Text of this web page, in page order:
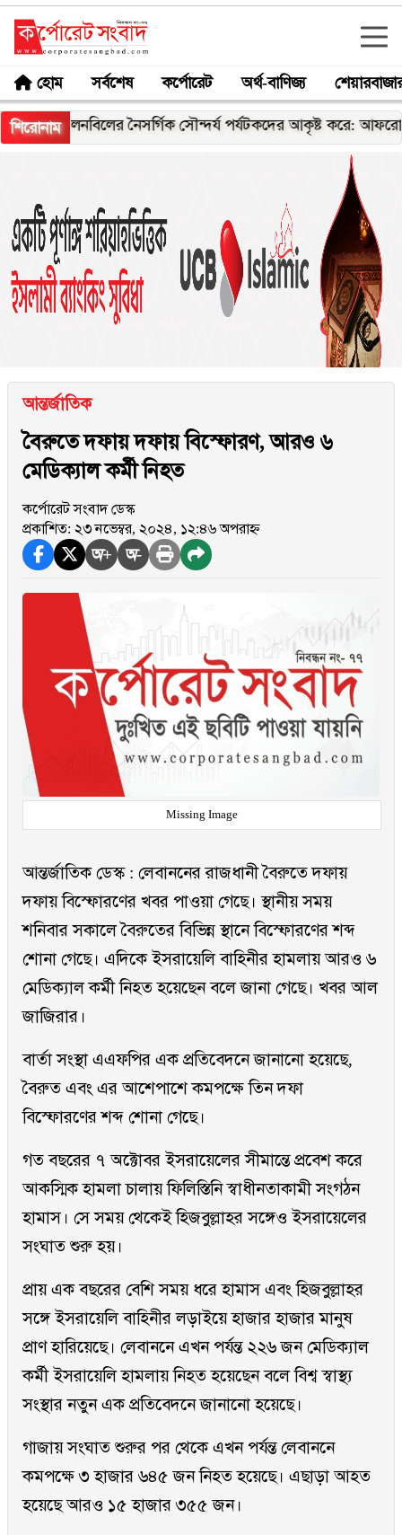
হোম সর্বশেষ কর্পোরেট অর্থ-বাণিজ্য
শিরোনাম
চলনবিলের নৈসর্গিক সৌন্দর্য পর্যটকদের আকৃষ্ট করে: আফরোজা খানম
আন্তর্জাতিক
বৈরুতে দফায় দফায় বিস্ফোরণ, আরও ৬
মেডিক্যাল কর্মী নিহত
কর্পোরেট সংবাদ ডেস্ক
প্রকাশিত: ২৩ নভেম্বর, ২০২৪, ১২:৪৬ অপরাহ্ন
অ+ অ-
Missing Image
আন্তর্জাতিক ডেস্ক : লেবাননের রাজধানী বৈরুতে দফায়
দফায় বিস্ফোরণের খবর পাওয়া গেছে। স্থানীয় সময়
শনিবার সকালে বৈরুতের বিভিন্ন স্থানে বিস্ফোরণের শব্দ
শোনা গেছে। এদিকে ইসরায়েলি বাহিনীর হামলায় আরও ৬
মেডিক্যাল কর্মী নিহত হয়েছেন বলে জানা গেছে। খবর আল
জাজিরার।
বার্তা সংস্থা এএফপির এক প্রতিবেদনে জানানো হয়েছে,
বৈরুত এবং এর আশেপাশে কমপক্ষে তিন দফা
বিস্ফোরণের শব্দ শোনা গেছে।
গত বছরের ৭ অক্টোবর ইসরায়েলের সীমান্তে প্রবেশ করে
আকস্মিক হামলা চালায় ফিলিস্তিনি স্বাধীনতাকামী সংগঠন
হামাস। সে সময় থেকেই হিজবুল্লাহর সঙ্গেও ইসরায়েলের
সংঘাত শুরু হয়।
প্রায় এক বছরের বেশি সময় ধরে হামাস এবং হিজবুল্লাহর
সঙ্গে ইসরায়েলি বাহিনীর লড়াইয়ে হাজার হাজার মানুষ
প্রাণ হারিয়েছে। লেবাননে এখন পর্যন্ত ২২৬ জন মেডিক্যাল
কর্মী ইসরায়েলি হামলায় নিহত হয়েছেন বলে বিশ্ব স্বাস্থ্য
সংস্থার নতুন এক প্রতিবেদনে জানানো হয়েছে।
গাজায় সংঘাত শুরুর পর থেকে এখন পর্যন্ত লেবাননে
কমপক্ষে ৩ হাজার ৬৪৫ জন নিহত হয়েছে। এছাড়া আহত
হয়েছে আরও ১৫ হাজার ৩৫৫ জন।